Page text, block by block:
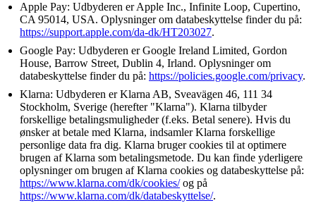
Apple Pay: Udbyderen er Apple Inc., Infinite Loop, Cupertino,
CA 95014, USA. Oplysninger om databeskyttelse finder du på:
https://support.apple.com/da-dk/HT203027.
Google Pay: Udbyderen er Google Ireland Limited, Gordon
House, Barrow Street, Dublin 4, Irland. Oplysninger om
databeskyttelse finder du på: https://policies.google.com/privacy.
Klarna: Udbyderen er Klarna AB, Sveavägen 46, 111 34
Stockholm, Sverige (herefter "Klarna"). Klarna tilbyder
forskellige betalingsmuligheder (f.eks. Betal senere). Hvis du
ønsker at betale med Klarna, indsamler Klarna forskellige
personlige data fra dig. Klarna bruger cookies til at optimere
brugen af Klarna som betalingsmetode. Du kan finde yderligere
oplysninger om brugen af Klarna cookies og databeskyttelse på:
https://www.klarna.com/dk/cookies/og på
https://www.klarna.com/dk/databeskyttelse/.